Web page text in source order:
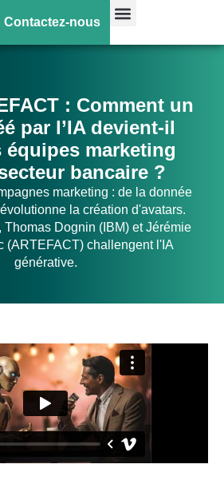
Contactez-nous
: Comment un
par l’IA devient-il
équipes marketing
bancaire ?
marketing : de la donnée
la création d'avatars.
Thomas Dognin (IBM) et Jérémie
(ARTEFACT) challengent l'IA
générative.